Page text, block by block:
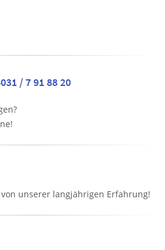
/ 7 91 88 20
unserer langjährigen Erfahrung!